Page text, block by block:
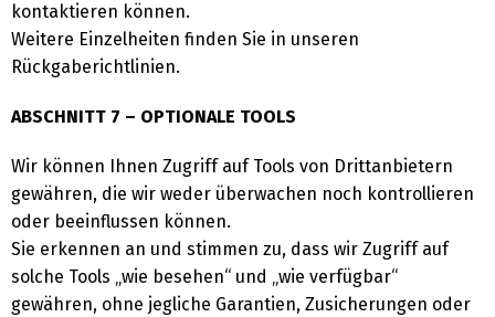
kontaktieren können.
Weitere Einzelheiten finden Sie in unseren
Rückgaberichtlinien.
ABSCHNITT 7 – OPTIONALE TOOLS
Wir können Ihnen Zugriff auf Tools von Drittanbietern
gewähren, die wir weder überwachen noch kontrollieren
oder beeinflussen können.
Sie erkennen an und stimmen zu, dass wir Zugriff auf
solche Tools „wie besehen“ und „wie verfügbar“
gewähren, ohne jegliche Garantien, Zusicherungen oder